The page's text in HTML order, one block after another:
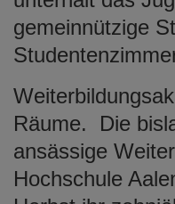
gemeinnützige
Räume. Die
ansässige
Hochschule